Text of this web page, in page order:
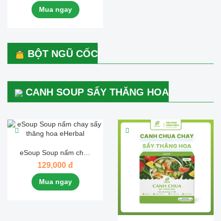
Mua ngay
BỘT NGŨ CỐC
CANH SOUP SẤY THĂNG HOA
eSoup Soup nấm chay
sấy thăng hoa eHerbal
129,000 đ
Mua ngay